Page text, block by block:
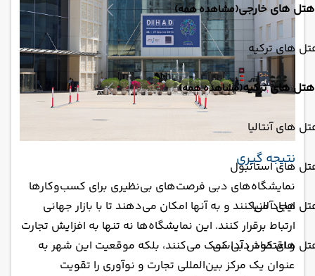
هتل های خارجی(مشاهده همه)
های ترکیه
هتل های ترکیه(مشاهده همه)
های آنتالیا
های استانبول
های آلانیا
های کوش آداسی
‏نتیجه گیری
نمایشگاه‌های دبی فرصت‌های بی‌نظیری برای کسب‌وکارها
ایجاد می‌کنند و به آنها امکان می‌دهند تا با بازار جهانی
ارتباط برقرار کنند. این نمایشگاه‌ها نه تنها به افزایش تجارت
و اقتصاد دبی کمک می‌کنند، بلکه موقعیت این شهر به
عنوان یک مرکز بین‌المللی تجارت و نوآوری را تقویت